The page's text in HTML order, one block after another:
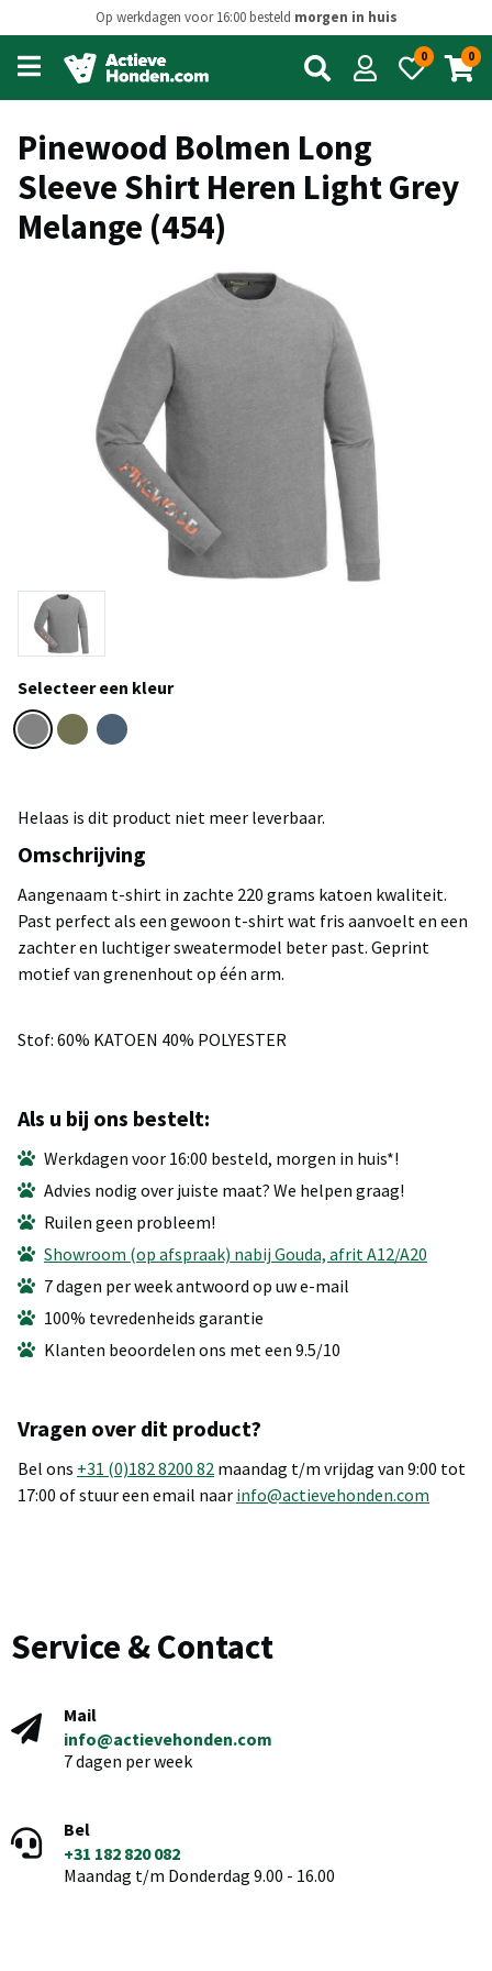
Op werkdagen voor 16:00 besteld morgen in huis
Open
main
menu
0 0
Pinewood Bolmen Long
Sleeve Shirt Heren Light Grey
Melange (454)
Selecteer een kleur
Helaas is dit product niet meer leverbaar.
Omschrijving
Aangenaam t-shirt in zachte 220 grams katoen kwaliteit.
Past perfect als een gewoon t-shirt wat fris aanvoelt en een
zachter en luchtiger sweatermodel beter past. Geprint
motief van grenenhout op één arm.
Stof: 60% KATOEN 40% POLYESTER
Als u bij ons bestelt:
Werkdagen voor 16:00 besteld, morgen in huis*!
Advies nodig over juiste maat? We helpen graag!
Ruilen geen probleem!
Showroom (op afspraak) nabij Gouda, afrit A12/A20
7 dagen per week antwoord op uw e-mail
100% tevredenheids garantie
Klanten beoordelen ons met een 9.5/10
Vragen over dit product?
Bel ons +31 (0)182 8200 82 maandag t/m vrijdag van 9:00 tot
17:00 of stuur een email naar info@actievehonden.com
Service & Contact
Mail
info@actievehonden.com
7 dagen per week
Bel
+31 182 820 082
Maandag t/m Donderdag 9.00 - 16.00